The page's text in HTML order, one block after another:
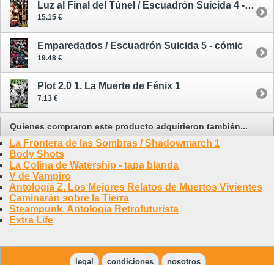
Luz al Final del Túnel / Escuadrón Suicida 4 - cómic
15.15 €
Emparedados / Escuadrón Suicida 5 - cómic
19.48 €
Plot 2.0 1. La Muerte de Fénix 1
7.13 €
Quienes compraron este producto adquirieron también...
La Frontera de las Sombras / Shadowmarch 1
Body Shots
La Colina de Watership - tapa blanda
V de Vampiro
Antología Z. Los Mejores Relatos de Muertos Vivientes
Caminarán sobre la Tierra
Steampunk. Antología Retrofuturista
Extra Life
legal condiciones nosotros